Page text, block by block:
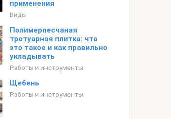
применения
Виды
Полимерпесчаная
тротуарная плитка: что
это такое и как правильно
укладывать
Работы и инструменты
Щебень
Работы и инструменты